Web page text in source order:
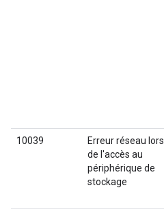
10039
Erreur réseau lors
de l'accès au
périphérique de
stockage